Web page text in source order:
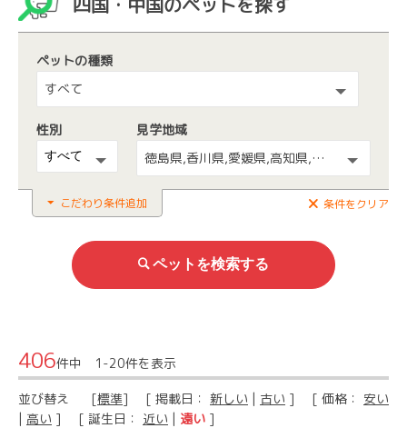
ペットの種類
すべて
性別
見学地域
徳島県,香川県,愛媛県,高知県,広島県,島根県,山口県,鳥取県,岡山県
こだわり条件追加 条件をクリア
406件中 1-20件を表示
並び替え [標準] [ 掲載日： 新しい | 古い ] [ 価格： 安い
| 高い ] [ 誕生日： 近い | 遠い ]